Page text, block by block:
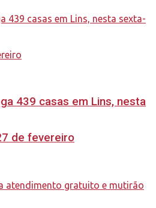
439 casas em Lins, nesta
de fevereiro